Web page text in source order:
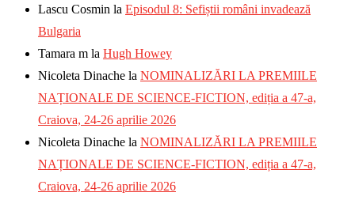
Lascu Cosmin la Episodul 8: Sefiștii români invadează
Bulgaria
Tamara m la Hugh Howey
Nicoleta Dinache la NOMINALIZĂRI LA PREMIILE
NAȚIONALE DE SCIENCE-FICTION, ediția a 47-a,
Craiova, 24-26 aprilie 2026
Nicoleta Dinache la NOMINALIZĂRI LA PREMIILE
NAȚIONALE DE SCIENCE-FICTION, ediția a 47-a,
Craiova, 24-26 aprilie 2026